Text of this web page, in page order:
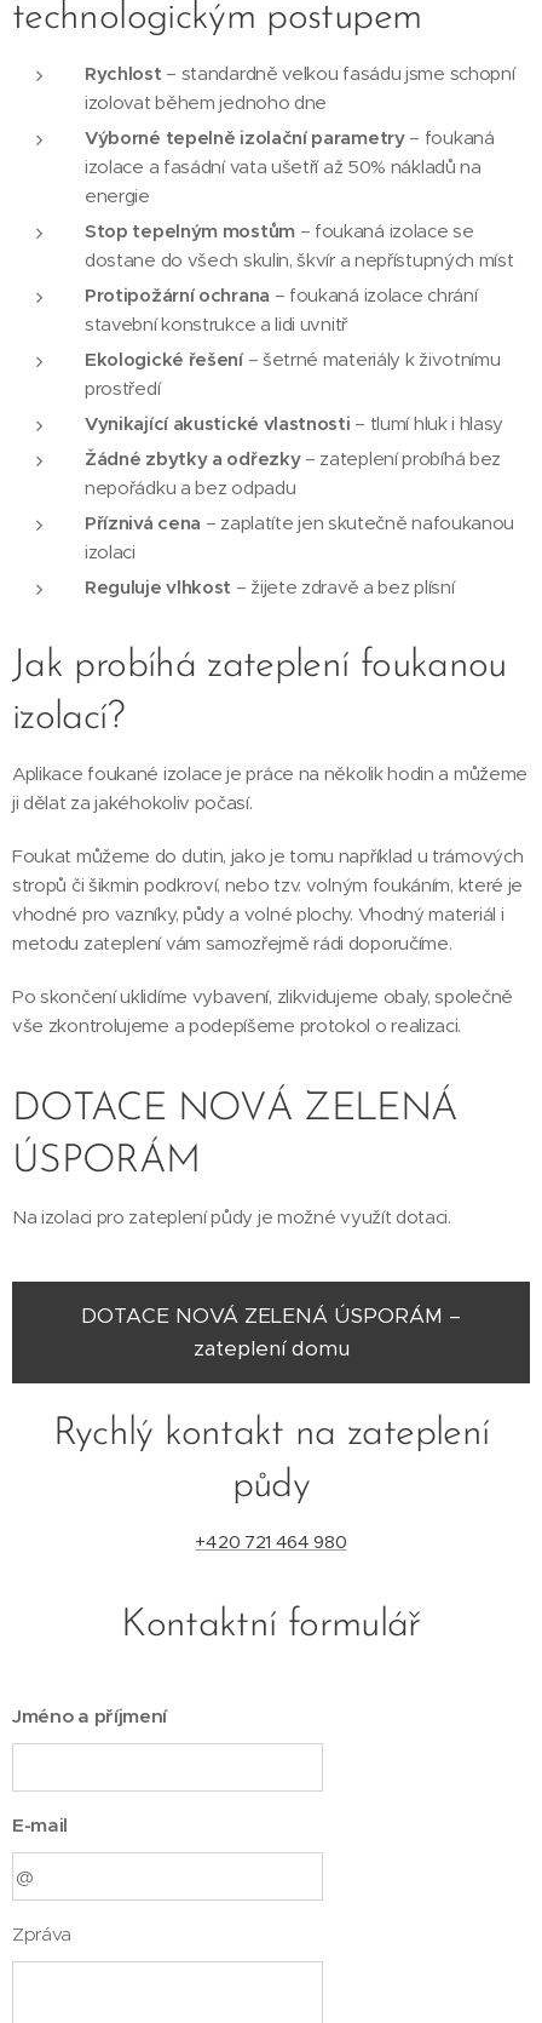
technologickým postupem
Rychlost – standardně velkou fasádu jsme schopní
izolovat během jednoho dne
Výborné tepelně izolační parametry– foukaná
izolace a fasádní vata ušetří až 50% nákladů na
energie
Stop tepelným mostům– foukaná izolace se
dostane do všech skulin, škvír a nepřístupných míst
Protipožární ochrana – foukaná izolace chrání
stavební konstrukce a lidi uvnitř
Ekologické řešení– šetrné materiály k životnímu
prostředí
Vynikající akustické vlastnosti – tlumí hluk i hlasy
Žádné zbytky a odřezky– zateplení probíhá bez
nepořádku a bez odpadu
Příznivá cena – zaplatíte jen skutečně nafoukanou
izolaci
Reguluje vlhkost – žijete zdravě a bez plísní
Jak probíhá zateplení foukanou
izolací?
Aplikace foukané izolace je práce na několik hodin a můžeme
ji dělat za jakéhokoliv počasí.
Foukat můžeme do dutin, jako je tomu například u trámových
stropů či šikmin podkroví, nebo tzv. volným foukáním, které je
vhodné pro vazníky, půdy a volné plochy. Vhodný materiál i
metodu zateplení vám samozřejmě rádi doporučíme.
Po skončení uklidíme vybavení, zlikvidujeme obaly, společně
vše zkontrolujeme a podepíšeme protokol o realizaci.
DOTACE NOVÁ ZELENÁ
ÚSPORÁM
Na izolaci pro zateplení půdy je možné využít dotaci.
DOTACE NOVÁ ZELENÁ ÚSPORÁM –
zateplení domu
Rychlý kontakt na zateplení
půdy
+420 721 464 980
Kontaktní formulář
Jméno a příjmení
E-mail
Zpráva